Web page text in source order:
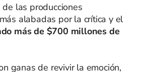
las producciones
alabadas por la crítica y el
más de $700 millones de
ganas de revivir la emoción,